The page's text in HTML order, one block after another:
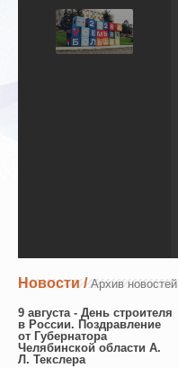
Новости / Архив новостей
9 августа - День строителя
в России. Поздравление
от Губернатора
Челябинской области А.
Л. Текслера